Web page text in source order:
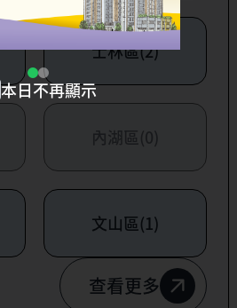
士林區(2)
內湖區(0)
文山區(1)
查看更多
本日不再顯示